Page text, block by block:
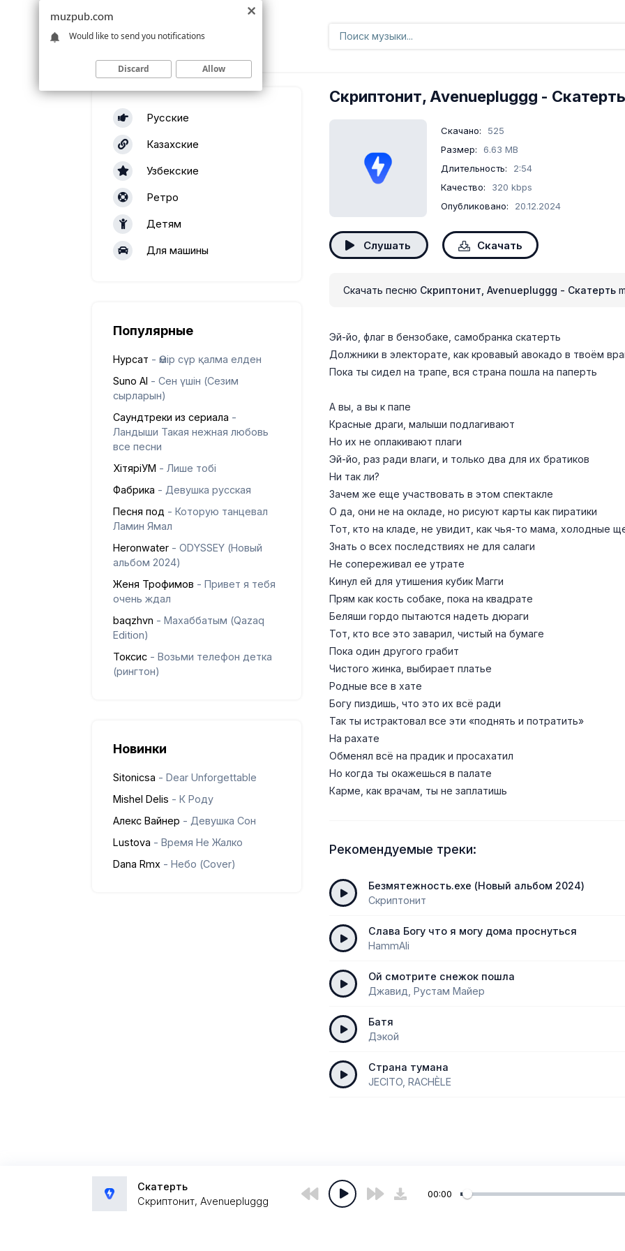
Русские
Казахские
Узбекские
Ретро
Детям
Для машины
Популярные
Нурсат - Өмір сүр қалма елден
Suno AI - Сен үшін (Сезим
сырларын)
Саундтреки из сериала -
Ландыши Такая нежная любовь
все песни
ХітяріУМ - Лише тобі
Фабрика - Девушка русская
Песня под - Которую танцевал
Ламин Ямал
Heronwater - ODYSSEY (Новый
альбом 2024)
Женя Трофимов - Привет я тебя
очень ждал
baqzhvn - Махаббатым (Qazaq
Edition)
Токсис - Возьми телефон детка
(рингтон)
Новинки
Sitonicsa - Dear Unforgettable
Mishel Delis - К Роду
Алекс Вайнер - Девушка Сон
Lustova - Время Не Жалко
Dana Rmx - Небо (Cover)
Скриптонит, Avenuepluggg - Скатерть
Скачано:
525
Размер:
6.63 MB
Длительность:
2:54
Качество:
320 kbps
Опубликовано:
20.12.2024
Слушать Скачать
Скачать песню Скриптонит, Avenuepluggg - Скатерть
Эй-йо, флаг в бензобаке, самобранка скатерть
Должники в электорате, как кровавый авокадо в твоём
Пока ты сидел на трапе, вся страна пошла на паперть
А вы, а вы к папе
Красные драги, малыши подлагивают
Но их не оплакивают плаги
Эй-йо, раз ради влаги, и только два для их братиков
Ни так ли?
Зачем же еще участвовать в этом спектакле
О да, они не на окладе, но рисуют карты как пиратики
Тот, кто на кладе, не увидит, как чья-то мама, холодные
Знать о всех последствиях не для салаги
Не сопереживал ее утрате
Кинул ей для утишения кубик Магги
Прям как кость собаке, пока на квадрате
Беляши гордо пытаются надеть дюраги
Тот, кто все это заварил, чистый на бумаге
Пока один другого грабит
Чистого жинка, выбирает платье
Родные все в хате
Богу пиздишь, что это их всё ради
Так ты истрактовал все эти «поднять и потратить»
На рахате
Обменял всё на прадик и просахатил
Но когда ты окажешься в палате
Карме, как врачам, ты не заплатишь
Рекомендуемые треки:
Безмятежность.exe (Новый альбом 2024)
Скриптонит
Слава Богу что я могу дома проснуться
HammAli
Ой смотрите снежок пошла
Джавид, Рустам Майер
Батя
Дэкой
Страна тумана
JECITO, RACHÈLE
Скатерть
Скриптонит, Avenuepluggg
00:00
muzpub.com
Would like to send you notifications
Discard Allow